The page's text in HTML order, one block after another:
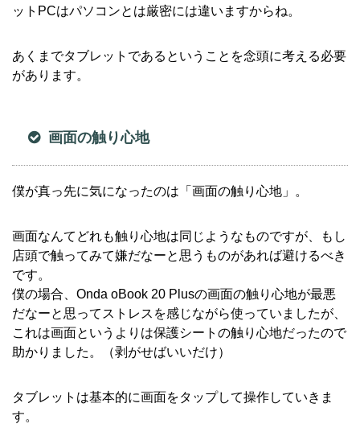
ットPCはパソコンとは厳密には違いますからね。
あくまでタブレットであるということを念頭に考える必要
があります。
画面の触り心地
僕が真っ先に気になったのは「画面の触り心地」。
画面なんてどれも触り心地は同じようなものですが、もし
店頭で触ってみて嫌だなーと思うものがあれば避けるべき
です。
僕の場合、Onda oBook 20 Plusの画面の触り心地が最悪
だなーと思ってストレスを感じながら使っていましたが、
これは画面というよりは保護シートの触り心地だったので
助かりました。（剥がせばいいだけ）
タブレットは基本的に画面をタップして操作していきま
す。